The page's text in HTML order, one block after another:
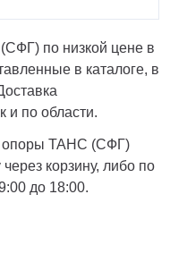
по низкой цене в
в каталоге, в
и по области.
опоры ТАНС (СФГ)
корзину, либо по
до 18:00.